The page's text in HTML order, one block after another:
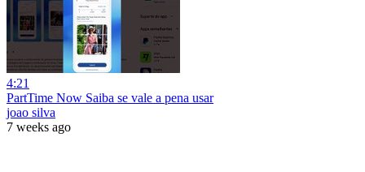
4:21
PartTime Now Saiba se vale a pena usar
joao silva
7 weeks ago